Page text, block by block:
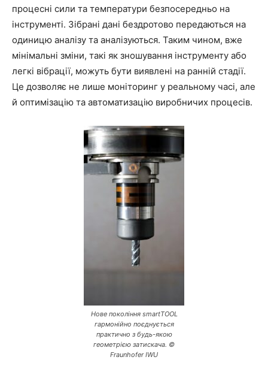
процесні сили та температури безпосередньо на
інструменті. Зібрані дані бездротово передаються на
одиницю аналізу та аналізуються. Таким чином, вже
мінімальні зміни, такі як зношування інструменту або
легкі вібрації, можуть бути виявлені на ранній стадії.
Це дозволяє не лише моніторинг у реальному часі, але
й оптимізацію та автоматизацію виробничих процесів.
Нове покоління smartTOOL
гармонійно поєднується
практично з будь-якою
геометрією затискача. ©
Fraunhofer IWU